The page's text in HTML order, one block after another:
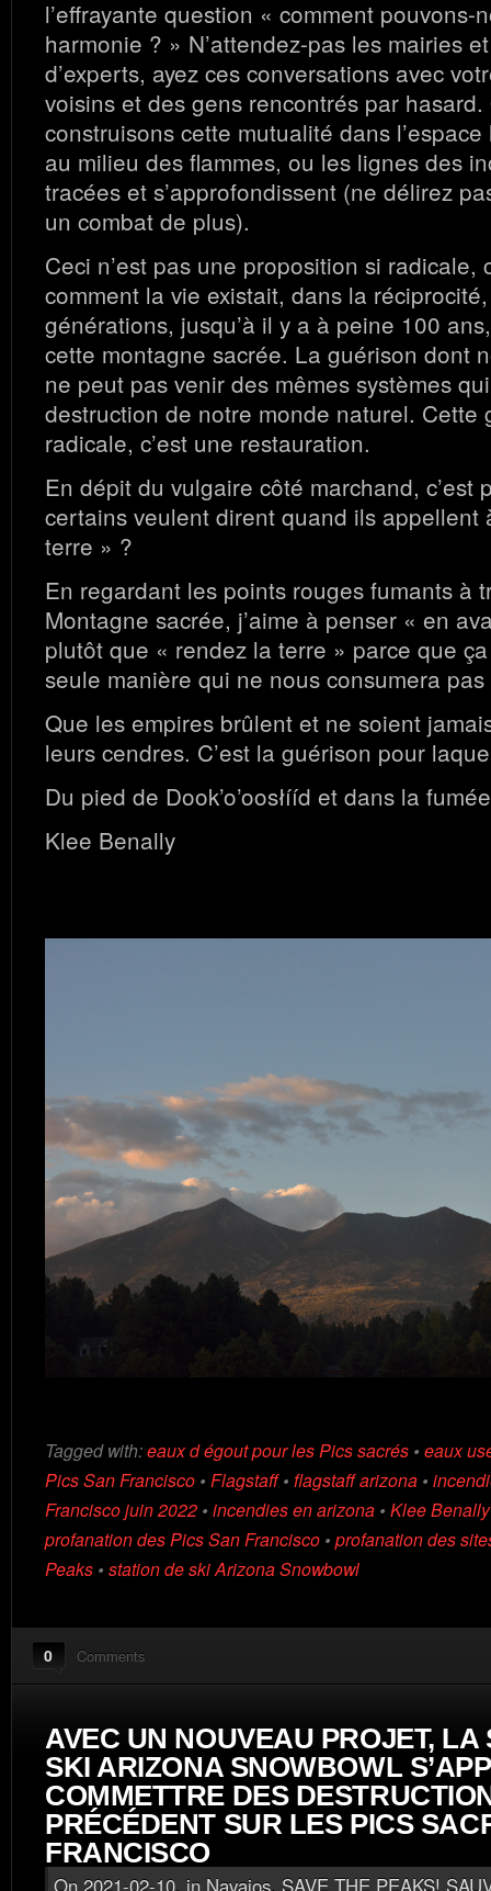
l’effrayante question « comment pouvons-
harmonie ? » N’attendez-pas les mairies
d’experts, ayez ces conversations avec
voisins et des gens rencontrés par
construisons cette mutualité dans
au milieu des flammes, ou les lignes des
tracées et s’approfondissent (ne délirez
un combat de plus).
Ceci n’est pas une proposition si radicale,
comment la vie existait, dans la
générations, jusqu’à il y a à peine 100
cette montagne sacrée. La guérison dont
ne peut pas venir des mêmes systèmes
destruction de notre monde naturel. Cette
radicale, c’est une restauration.
En dépit du vulgaire côté marchand, c’est
certains veulent dirent quand ils appellent
terre » ?
En regardant les points rouges fumants à
Montagne sacrée, j’aime à penser « en
plutôt que « rendez la terre » parce que
seule manière qui ne nous consumera
Que les empires brûlent et ne soient
leurs cendres. C’est la guérison pour
Du pied de Dook’o’oosłííd et dans la
Klee Benally
Tagged with:eaux d égout pour les Pics sacrés • eaux
Pics San Francisco • Flagstaff• flagstaff arizona •
Francisco juin 2022 • incendies en arizona • Klee Benally
profanation des Pics San Francisco • profanation des
Peaks • station de ski Arizona Snowbowl
0 Comments
AVEC UN NOUVEAU PROJET, LA
SKI ARIZONA SNOWBOWL
COMMETTRE DES
PRÉCÉDENT SUR LES PICS
FRANCISCO